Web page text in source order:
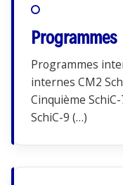
Programmes
Programmes
internes CM2
Cinquième
SchiC-9 (…)